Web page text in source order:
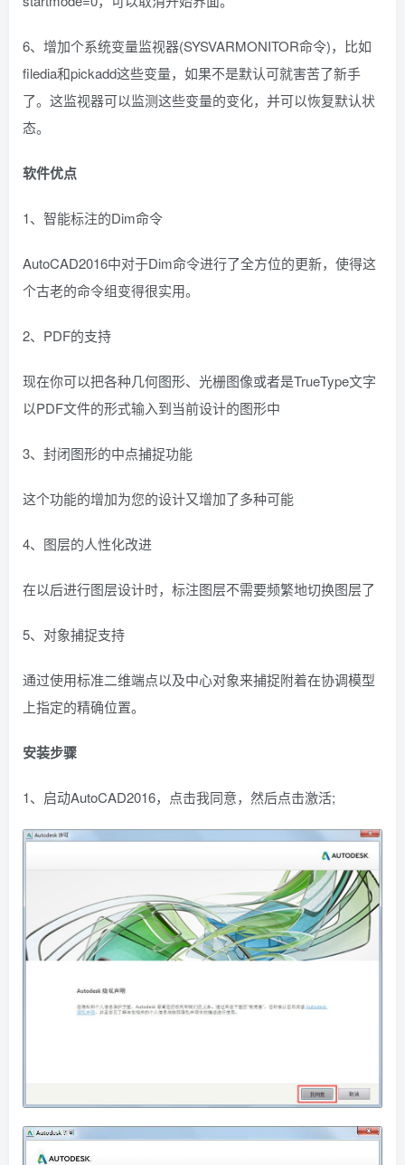
6、增加个系统变量监视器(SYSVARMONITOR命令)，比如
filedia和pickadd这些变量，如果不是默认可就害苦了新手
了。这监视器可以监测这些变量的变化，并可以恢复默认状
态。
软件优点
1、智能标注的Dim命令
AutoCAD2016中对于Dim命令进行了全方位的更新，使得这
个古老的命令组变得很实用。
2、PDF的支持
现在你可以把各种几何图形、光栅图像或者是TrueType文字
以PDF文件的形式输入到当前设计的图形中
3、封闭图形的中点捕捉功能
这个功能的增加为您的设计又增加了多种可能
4、图层的人性化改进
在以后进行图层设计时，标注图层不需要频繁地切换图层了
5、对象捕捉支持
通过使用标准二维端点以及中心对象来捕捉附着在协调模型
上指定的精确位置。
安装步骤
1、启动AutoCAD2016，点击我同意，然后点击激活;